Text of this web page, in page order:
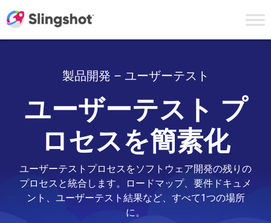
製品開発 – ユーザーテスト
ユーザーテスト プ
ロセスを簡素化
ユーザーテストプロセスをソフトウェア開発の残りの
プロセスと統合します。ロードマップ、要件ドキュメ
ント、ユーザーテスト結果など、すべて1つの場所
に。